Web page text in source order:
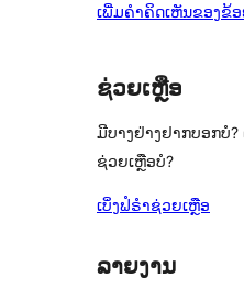
ເພີ່ມຄຳຄິດເຫັນຂອງຂ້
ຊ່ວຍເຫຼືອ
ມີບາງຢ່າງຢາກບອກບໍ
ຊ່ວຍເຫຼືອບໍ?
ເບິ່ງຟໍຣຳຊ່ວຍເຫຼືອ
ລາຍງານ